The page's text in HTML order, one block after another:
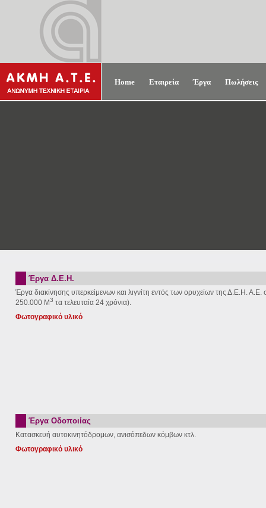
Home Εταιρεία Έργα Πωλήσεις
Έργα Δ.Ε.Η.
Έργα διακίνησης υπερκείμενων και λιγνίτη εντός των ορυχείων της Δ.Ε.Η.
250.000 Μ3 τα τελευταία 24 χρόνια).
Φωτογραφικό υλικό
Έργα Οδοποιίας
Κατασκευή αυτοκινητόδρομων, ανισόπεδων κόμβων κτλ.
Φωτογραφικό υλικό